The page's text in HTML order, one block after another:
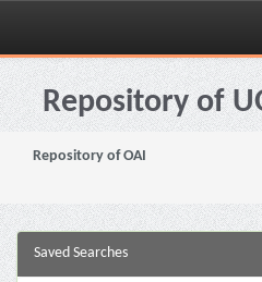
Skip
navigationRepository of
Repository of OAI
Saved Searches